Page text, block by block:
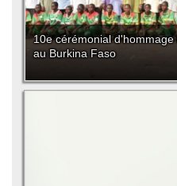
10e cérémonial
au Burkina Faso